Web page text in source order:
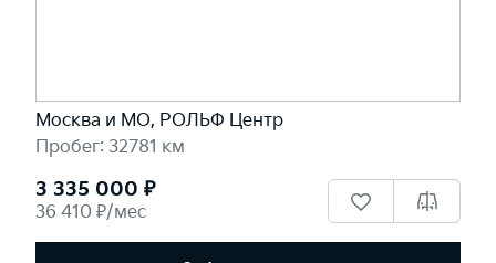
Москва и МО, РОЛЬФ Центр
Пробег: 32781 км
3 335 000 ₽
36 410 ₽/мес